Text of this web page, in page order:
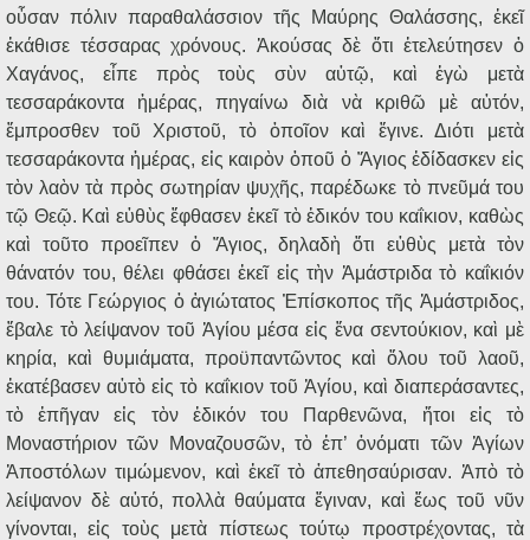
οὖσαν πόλιν παραθαλάσσιον τῆς Μαύρης Θαλάσσης, ἐκεῖ
ἐκάθισε τέσσαρας χρόνους. Ἀκούσας δὲ ὅτι ἐτελεύτησεν ὁ
Χαγάνος, εἶπε πρὸς τοὺς σὺν αὐτῷ, καὶ ἐγὼ μετὰ
τεσσαράκοντα ἡμέρας, πηγαίνω διὰ νὰ κριθῶ μὲ αὐτόν,
ἔμπροσθεν τοῦ Χριστοῦ, τὸ ὁποῖον καὶ ἔγινε. Διότι μετὰ
τεσσαράκοντα ἡμέρας, εἰς καιρὸν ὁποῦ ὁ Ἅγιος ἐδίδασκεν εἰς
τὸν λαὸν τὰ πρὸς σωτηρίαν ψυχῆς, παρέδωκε τὸ πνεῦμά του
τῷ Θεῷ. Καὶ εὐθὺς ἔφθασεν ἐκεῖ τὸ ἐδικόν του καΐκιον, καθὼς
καὶ τοῦτο προεῖπεν ὁ Ἅγιος, δηλαδὴ ὅτι εὐθὺς μετὰ τὸν
θάνατόν του, θέλει φθάσει ἐκεῖ εἰς τὴν Ἀμάστριδα τὸ καΐκιόν
του. Τότε Γεώργιος ὁ ἁγιώτατος Ἐπίσκοπος τῆς Ἀμάστριδος,
ἔβαλε τὸ λείψανον τοῦ Ἁγίου μέσα εἰς ἕνα σεντούκιον, καὶ μὲ
κηρία, καὶ θυμιάματα, προϋπαντῶντος καὶ ὅλου τοῦ λαοῦ,
ἐκατέβασεν αὐτὸ εἰς τὸ καΐκιον τοῦ Ἁγίου, καὶ διαπεράσαντες,
τὸ ἐπῆγαν εἰς τὸν ἐδικόν του Παρθενῶνα, ἤτοι εἰς τὸ
Μοναστήριον τῶν Μοναζουσῶν, τὸ ἐπ’ ὀνόματι τῶν Ἁγίων
Ἀποστόλων τιμώμενον, καὶ ἐκεῖ τὸ ἀπεθησαύρισαν. Ἀπὸ τὸ
λείψανον δὲ αὐτό, πολλὰ θαύματα ἔγιναν, καὶ ἕως τοῦ νῦν
γίνονται, εἰς τοὺς μετὰ πίστεως τούτῳ προστρέχοντας, τὰ